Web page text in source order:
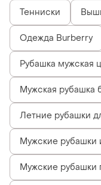
Тенниски
Одежда Burberry
Рубашка мужская
Мужская рубашка
Летние рубашки
Мужские рубашки
Мужские рубашки